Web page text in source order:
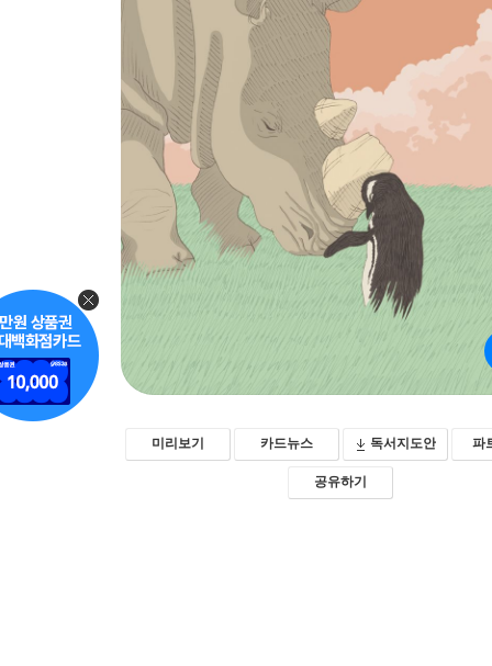
미리보기 카드뉴스 독서지도안 파
공유하기